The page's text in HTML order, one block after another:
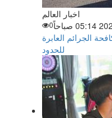
اخبار العالم
0
الجرائم العابرة
للحدود